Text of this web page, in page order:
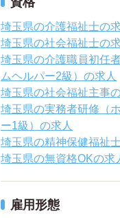
埼玉県の介護福祉士の
埼玉県の社会福祉士の
埼玉県の介護職員初任
ムヘルパー2級）の求人
埼玉県の社会福祉主事
埼玉県の実務者研修（
ー1級）の求人
埼玉県の精神保健福祉
埼玉県の無資格OKの求
雇用形態